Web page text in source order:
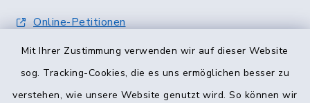
Mit Ihrer Zustimmung verwenden wir auf dieser Website
sog. Tracking-Cookies, die es uns ermöglichen besser zu
verstehen, wie unsere Website genutzt wird. So können wir
Online-Petitionen
Terminvergabe